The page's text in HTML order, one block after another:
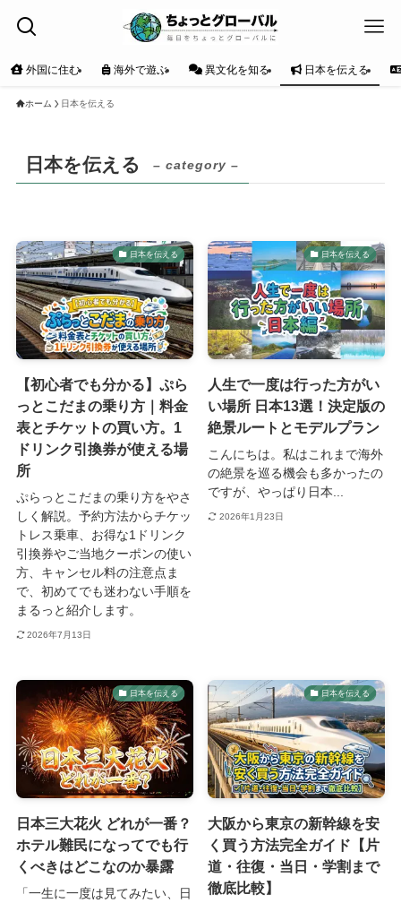
外国に住む 海外で遊ぶ 異文化を知る 日本を伝える
ホーム 日本を伝える
日本を伝える – category –
日本を伝える
【初心者でも分かる】ぷら
っとこだまの乗り方｜料金
表とチケットの買い方。1
ドリンク引換券が使える場
所
ぷらっとこだまの乗り方をやさ
しく解説。予約方法からチケッ
トレス乗車、お得な1ドリンク
引換券やご当地クーポンの使い
方、キャンセル料の注意点ま
で、初めてでも迷わない手順を
まるっと紹介します。
2026年7月13日
日本を伝える
人生で一度は行った方がい
い場所 日本13選！決定版の
絶景ルートとモデルプラン
こんにちは。私はこれまで海外
の絶景を巡る機会も多かったの
ですが、やっぱり日本...
2026年1月23日
日本を伝える
日本三大花火 どれが一番？
ホテル難民になってでも行
くべきはどこなのか暴露
「一生に一度は見てみたい、日
日本を伝える
大阪から東京の新幹線を安
く買う方法完全ガイド【片
道・往復・当日・学割まで
徹底比較】